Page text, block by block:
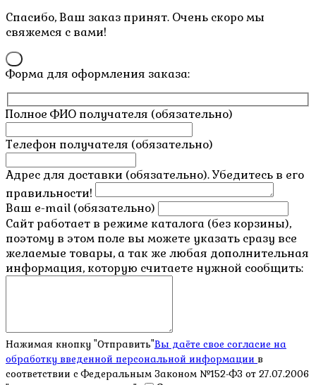
Спасибо, Ваш заказ принят. Очень скоро мы
свяжемся с вами!
Форма для оформления заказа:
Полное ФИО получателя (обязательно)
Телефон получателя (обязательно)
Адрес для доставки (обязательно). Убедитесь в его
правильности!
Ваш e-mail (обязательно)
Сайт работает в режиме каталога (без корзины),
поэтому в этом поле вы можете указать сразу все
желаемые товары, а так же любая дополнительная
информация, которую считаете нужной сообщить:
Нажимая кнопку "Отправить"Вы даёте свое согласие на
обработку введенной персональной информации в
соответствии с Федеральным Законом №152-ФЗ от 27.07.2006